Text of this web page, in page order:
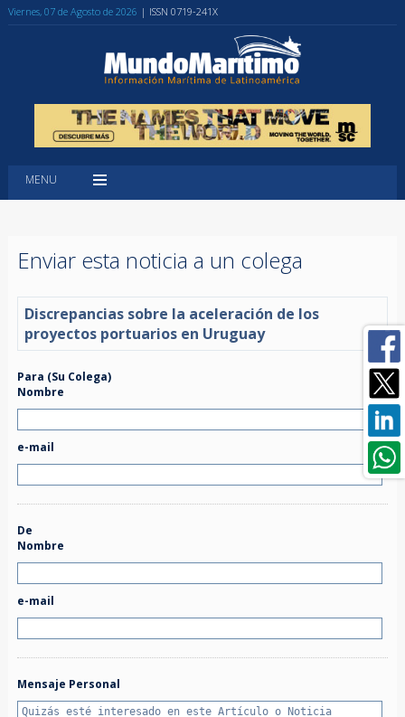
Viernes, 07 de Agosto de 2026 | ISSN 0719-241X
MENU
Enviar esta noticia a un colega
Discrepancias sobre la aceleración de los
proyectos portuarios en Uruguay
Para (Su Colega)
Nombre
e-mail
De
Nombre
e-mail
Mensaje Personal